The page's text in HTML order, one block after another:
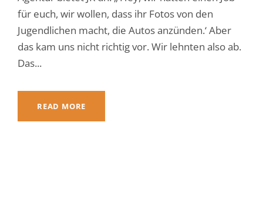
für euch, wir wollen, dass ihr Fotos von den
Jugendlichen macht, die Autos anzünden.‘ Aber
das kam uns nicht richtig vor. Wir lehnten also ab.
Das...
READ MORE